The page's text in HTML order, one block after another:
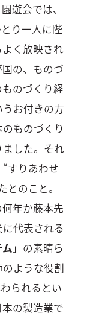
遊会では、
り一人に陛
く放映され
の、ものづ
のづくり経
お付きの方
ものづくり
した。それ
すりあわせ
のこと。
年か藤本先
代表される
」 の素晴ら
ような役割
られるとい
の製造業で